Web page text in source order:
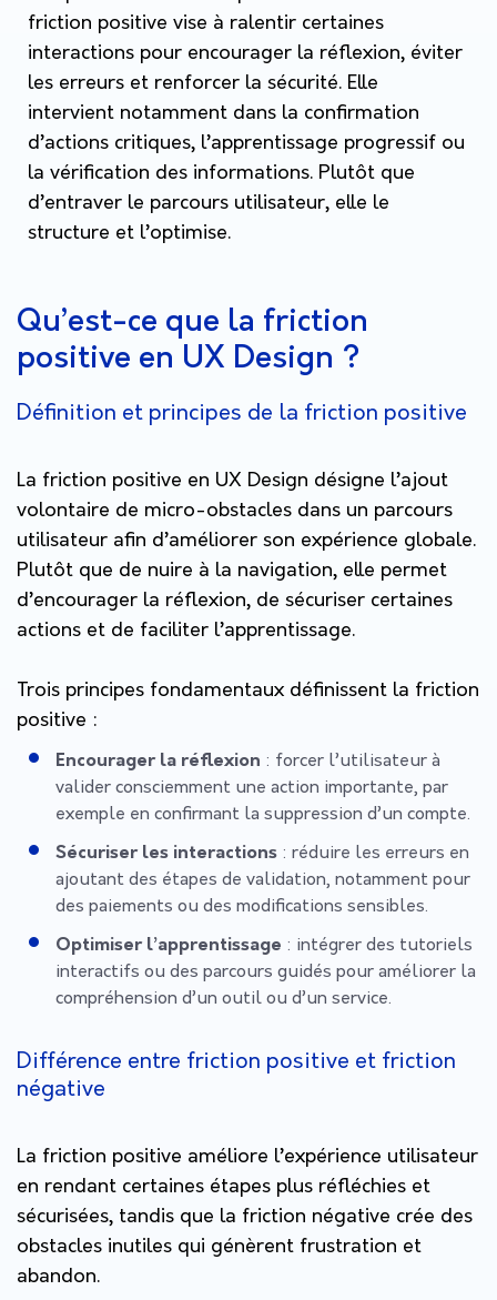
friction positive vise à ralentir certaines
interactions pour encourager la réflexion, éviter
les erreurs et renforcer la sécurité. Elle
intervient notamment dans la confirmation
d’actions critiques, l’apprentissage progressif ou
la vérification des informations. Plutôt que
d’entraver le parcours utilisateur, elle le
structure et l’optimise.
Qu’est-ce que la friction
positive en UX Design ?
Définition et principes de la friction positive
La friction positive en UX Design désigne l’ajout
volontaire de micro-obstacles dans un parcours
utilisateur afin d’améliorer son expérience globale.
Plutôt que de nuire à la navigation, elle permet
d’encourager la réflexion, de sécuriser certaines
actions et de faciliter l’apprentissage.
Trois principes fondamentaux définissent la friction
positive :
Encourager la réflexion : forcer l’utilisateur à
valider consciemment une action importante, par
exemple en confirmant la suppression d’un compte.
Sécuriser les interactions : réduire les erreurs en
ajoutant des étapes de validation, notamment pour
des paiements ou des modifications sensibles.
Optimiser l’apprentissage : intégrer des tutoriels
interactifs ou des parcours guidés pour améliorer la
compréhension d’un outil ou d’un service.
Différence entre friction positive et friction
négative
La friction positive améliore l’expérience utilisateur
en rendant certaines étapes plus réfléchies et
sécurisées, tandis que la friction négative crée des
obstacles inutiles qui génèrent frustration et
abandon.